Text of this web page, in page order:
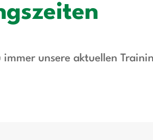
immer unsere aktuellen